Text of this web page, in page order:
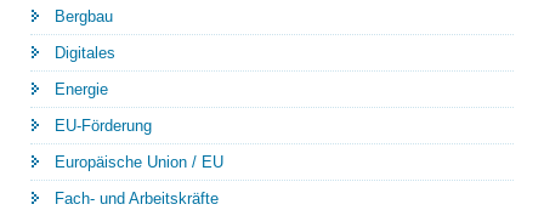
Bergbau
Digitales
Energie
EU-Förderung
Europäische Union / EU
Fach- und Arbeitskräfte